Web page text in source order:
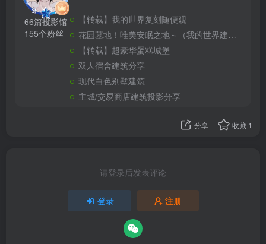
66篇投影馆
155个粉丝
【转载】我的世界复刻随便观
花园墓地！唯美安眠之地～（我的世界建筑教程）
【转载】超豪华蛋糕城堡
双人宿舍建筑分享
现代白色别墅建筑
主城/交易商店建筑投影分享
分享 收藏 1
请登录后发表评论
登录 注册